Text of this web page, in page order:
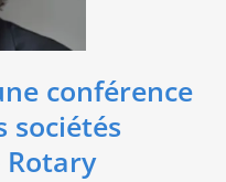
&
conférence
sociétés